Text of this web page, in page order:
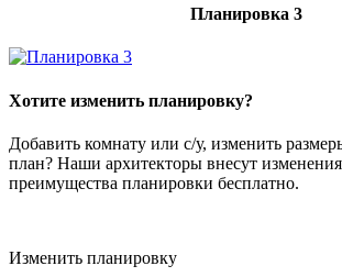
Планировка 3
Хотите изменить планировку?
Добавить комнату или с/у, изменить
план? Наши архитекторы внесут
преимущества планировки бесплатно.
Изменить планировку